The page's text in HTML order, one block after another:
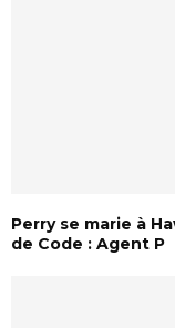
Perry se marie à
de Code : Agent P